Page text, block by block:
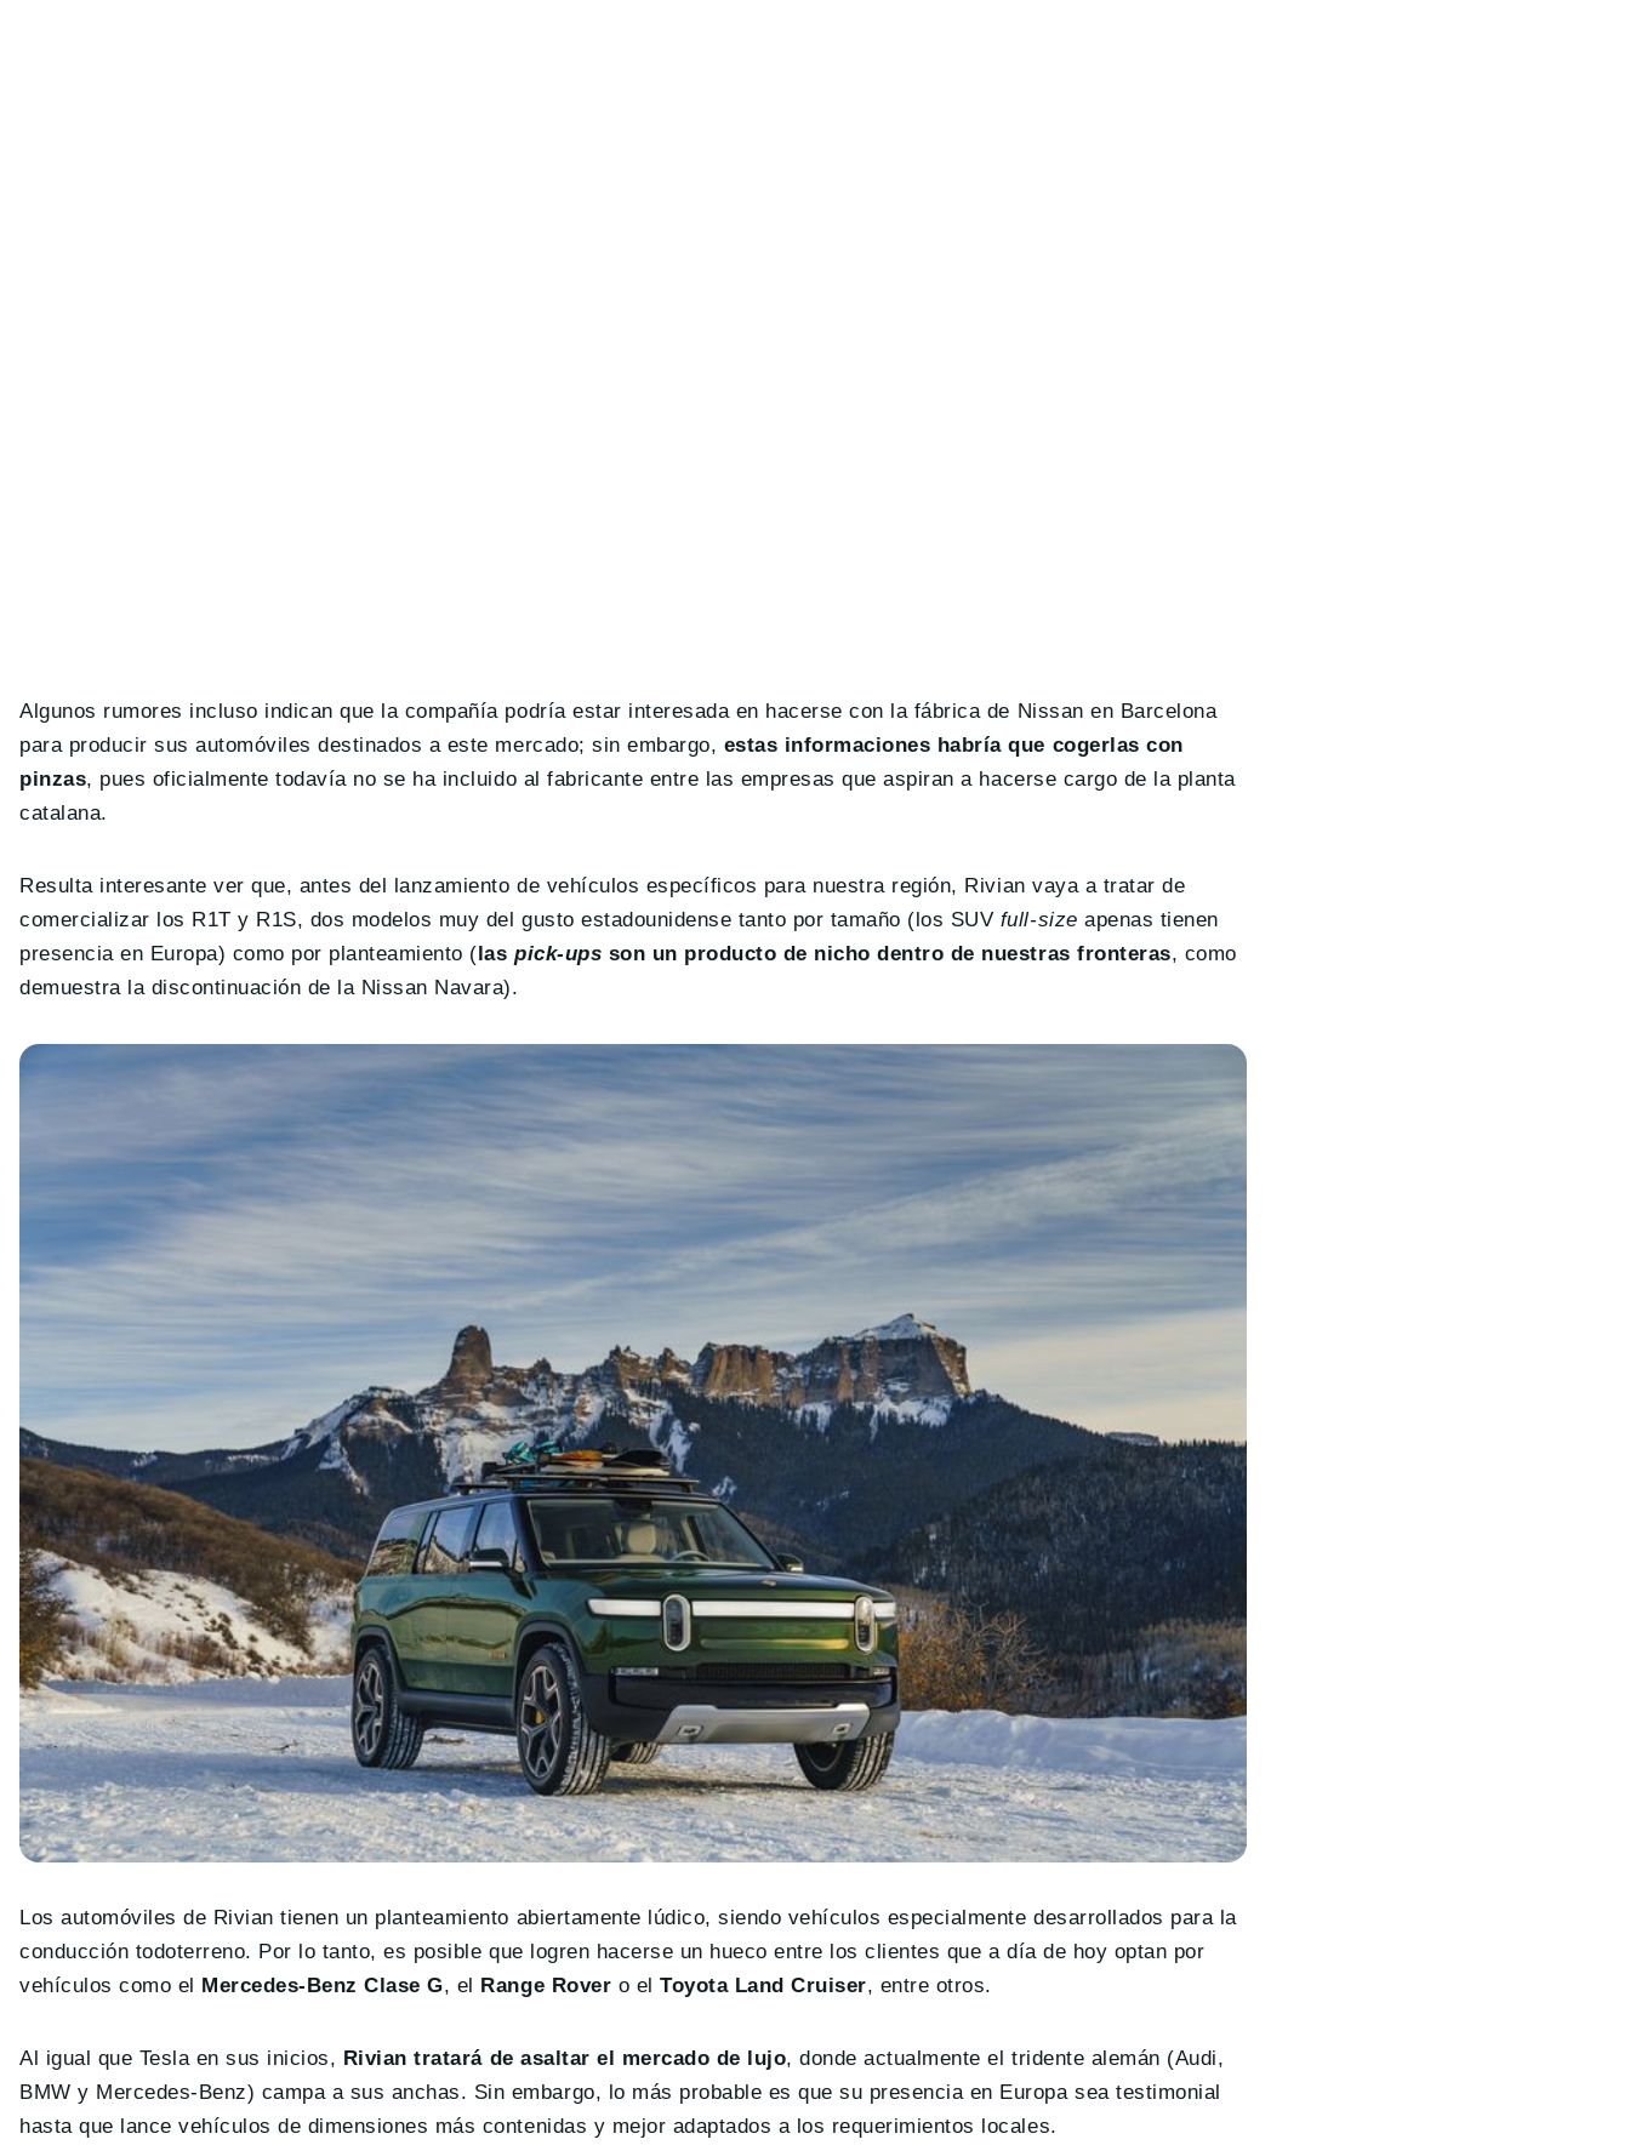
Algunos rumores incluso indican que la compañía podría estar interesada en hacerse con la fábrica de Nissan en Barcelona
para producir sus automóviles destinados a este mercado; sin embargo, estas informaciones habría que cogerlas con
pinzas, pues oficialmente todavía no se ha incluido al fabricante entre las empresas que aspiran a hacerse cargo de la planta
catalana.
Resulta interesante ver que, antes del lanzamiento de vehículos específicos para nuestra región, Rivian vaya a tratar de
comercializar los R1T y R1S, dos modelos muy del gusto estadounidense tanto por tamaño (los SUV full-size apenas tienen
presencia en Europa) como por planteamiento ( las pick-ups son un producto de nicho dentro de nuestras fronteras, como
demuestra la discontinuación de la Nissan Navara).
Los automóviles de Rivian tienen un planteamiento abiertamente lúdico, siendo vehículos especialmente desarrollados para la
conducción todoterreno. Por lo tanto, es posible que logren hacerse un hueco entre los clientes que a día de hoy optan por
vehículos como el Mercedes-Benz Clase G, el Range Rover o elToyota Land Cruiser, entre otros.
Al igual que Tesla en sus inicios, Rivian tratará de asaltar el mercado de lujo, donde actualmente el tridente alemán (Audi,
BMW y Mercedes-Benz) campa a sus anchas. Sin embargo, lo más probable es que su presencia en Europa sea testimonial
hasta que lance vehículos de dimensiones más contenidas y mejor adaptados a los requerimientos locales.